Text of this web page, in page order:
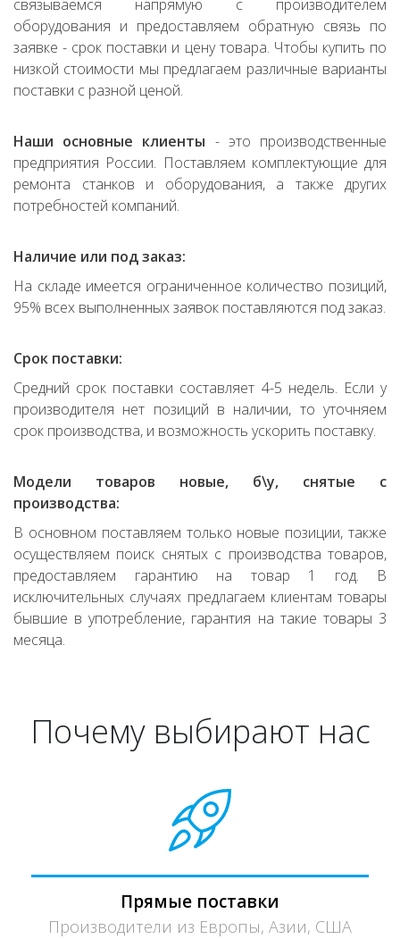
связываемся напрямую с производителем
оборудования и предоставляем обратную связь по
заявке - срок поставки и цену товара. Чтобы купить по
низкой стоимости мы предлагаем различные варианты
поставки с разной ценой.
Наши основные клиенты - это производственные
предприятия России. Поставляем комплектующие для
ремонта станков и оборудования, а также других
потребностей компаний.
Наличие или под заказ:
На складе имеется ограниченное количество позиций,
95% всех выполненных заявок поставляются под заказ.
Срок поставки:
Средний срок поставки составляет 4-5 недель. Если у
производителя нет позиций в наличии, то уточняем
срок производства, и возможность ускорить поставку.
Модели товаров новые, б\у, снятые с
производства:
В основном поставляем только новые позиции, также
осуществляем поиск снятых с производства товаров,
предоставляем гарантию на товар 1 год. В
исключительных случаях предлагаем клиентам товары
бывшие в употребление, гарантия на такие товары 3
месяца.
Почему выбирают нас
Прямые поставки
Производители из Европы, Азии, США